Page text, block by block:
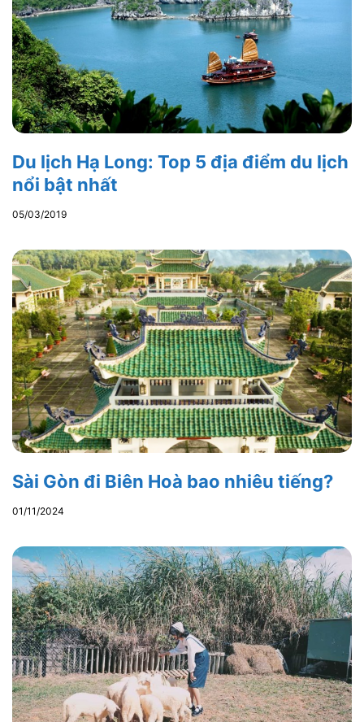
Du lịch Hạ Long: Top 5 địa điểm du lịch
nổi bật nhất
05/03/2019
Sài Gòn đi Biên Hoà bao nhiêu tiếng?
01/11/2024